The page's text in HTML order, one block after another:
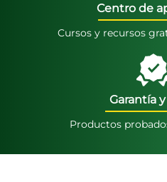
Centro de
Cursos y recursos
Garantía
Productos